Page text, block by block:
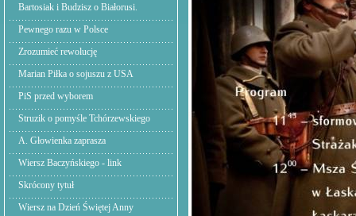
Bartosiak i Budzisz o Białorusi.
Pewnego razu w Polsce
Zrozumieć rewolucję
Marian Piłka o sojuszu z USA
PiS przed wyborem
Struzik o pomyśle Tchórzewskiego
A. Głowienka zaprasza
Wiersz Baczyńskiego - link
Skrócony tytuł
Wiersz na Dzień Świętej Anny